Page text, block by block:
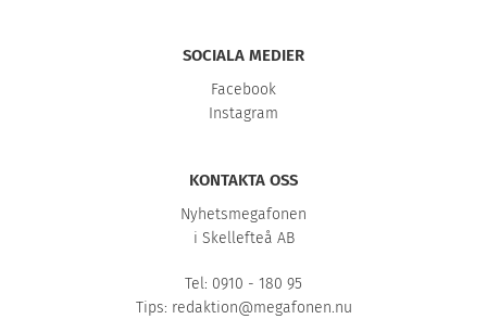
SOCIALA MEDIER
Facebook
Instagram
KONTAKTA OSS
Nyhetsmegafonen
i Skellefteå AB
Tel: 0910 - 180 95
Tips: redaktion@megafonen.nu